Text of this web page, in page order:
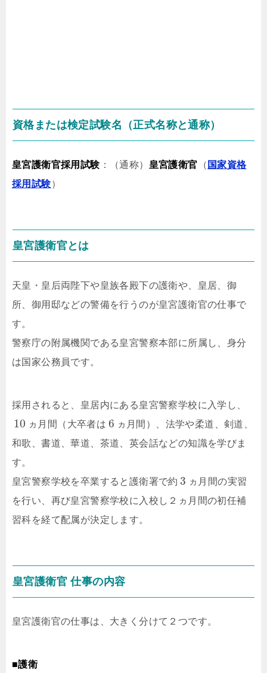
資格または検定試験名（正式名称と通称）
皇宮護衛官採用試験：（通称） 皇宮護衛官 （ 国家資格
採用試験）
皇宮護衛官とは
天皇・皇后両陛下や皇族各殿下の護衛や、皇居、御
所、御用邸などの警備を行うのが皇宮護衛官の仕事で
す。
警察庁の附属機関である皇宮警察本部に所属し、身分
は国家公務員です。
採用されると、皇居内にある皇宮警察学校に入学し、
10 ヵ月間（大卒者は 6 ヵ月間）、法学や柔道、剣道、
和歌、書道、華道、茶道、英会話などの知識を学びま
す。
皇宮警察学校を卒業すると護衛署で約 3 ヵ月間の実習
を行い、再び皇宮警察学校に入校し２ヵ月間の初任補
習科を経て配属が決定します。
皇宮護衛官 仕事の内容
皇宮護衛官の仕事は、大きく分けて２つです。
■護衛